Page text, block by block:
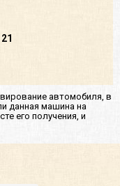
21
автомобиля, в
данная машина на
его получения, и